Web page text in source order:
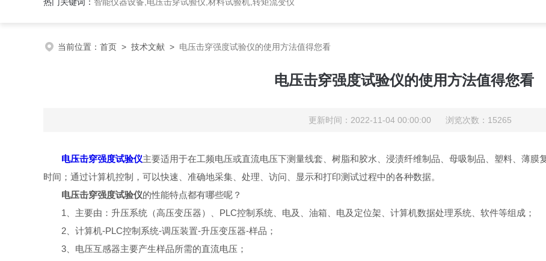
当前位置： 首页 > 技术文献 > 电压击穿强度试验仪的使用方法值得您看
电压击穿强度试验仪的使用方法值得您看
更新时间：2022-11-04 00:00:00 浏览次数：15265
电压击穿强度试验仪主要适用于在工频电压或直流电压下测量线套、树脂和胶水、浸渍纤维制品、母吸制品、塑料、薄
时间；通过计算机控制，可以快速、准确地采集、处理、访问、显示和打印测试过程中的各种数据。
电压击穿强度试验仪的性能特点都有哪些呢？
1、主要由：升压系统（高压变压器）、PLC控制系统、电及、油箱、电及定位架、计算机数据处理系统、软件等组成；
2、计算机-PLC控制系统-调压装置-升压变压器-样品；
3、电压互感器主要产生样品所需的直流电压；